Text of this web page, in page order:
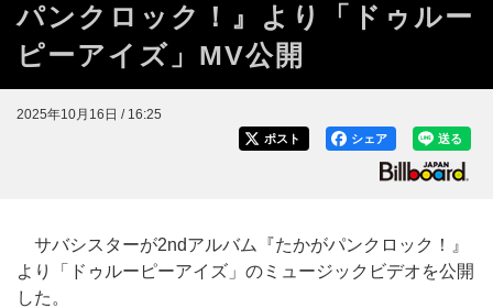
パンクロック！』より「ドゥルー
ピーアイズ」MV公開
2025年10月16日 / 16:25
送る
シェア
ポスト
サバシスターが2ndアルバム『たかがパンクロック！』
より「ドゥルーピーアイズ」のミュージックビデオを公開
した。